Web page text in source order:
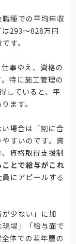
種での平均年収
293〜828万円
す。
事ゆえ、資格の
特に施工管理の
していると、平
ます。
場合は「割に合
すいのです。資
資格取得支援制
ことで給与がこれ
にアピールする
少ない」に加
場」「給与面で
体での若年層の